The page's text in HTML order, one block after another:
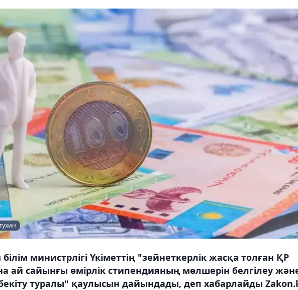
министрлігі Үкіметтің "зейнеткерлік жасқа толған ҚР
ай сайынғы өмірлік стипендияның мөлшерін белгілеу
туралы" қаулысын дайындады, деп хабарлайды